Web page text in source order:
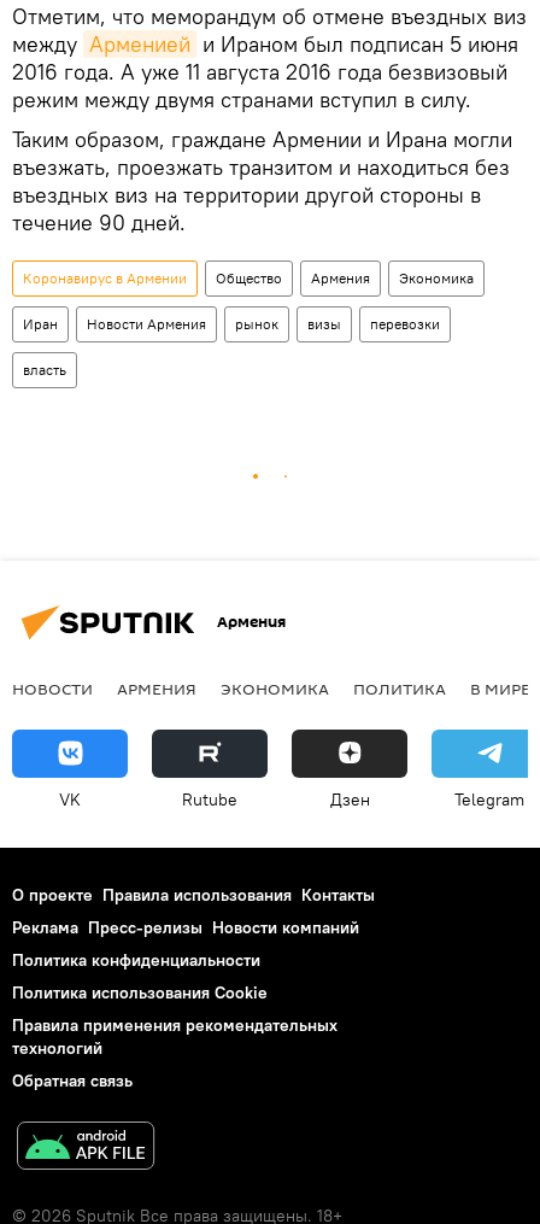
Отметим, что меморандум об отмене въездных виз
между Арменией и Ираном был подписан 5 июня
2016 года. А уже 11 августа 2016 года безвизовый
режим между двумя странами вступил в силу.
Таким образом, граждане Армении и Ирана могли
въезжать, проезжать транзитом и находиться без
въездных виз на территории другой стороны в
течение 90 дней.
Коронавирус в Армении Общество Армения Экономика
Иран Новости Армения рынок визы перевозки
власть
Армения
НОВОСТИ АРМЕНИЯ ЭКОНОМИКА ПОЛИТИКА В МИРЕ
VK Rutube Дзен Telegram
О проекте Правила использования Контакты
Реклама Пресс-релизы Новости компаний
Политика конфиденциальности
Политика использования Cookie
Правила применения рекомендательных
технологий
Обратная связь
© 2026 Sputnik Все права защищены. 18+